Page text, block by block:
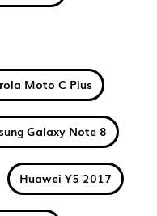
Moto C Plus
Galaxy Note 8
Huawei Y5 2017